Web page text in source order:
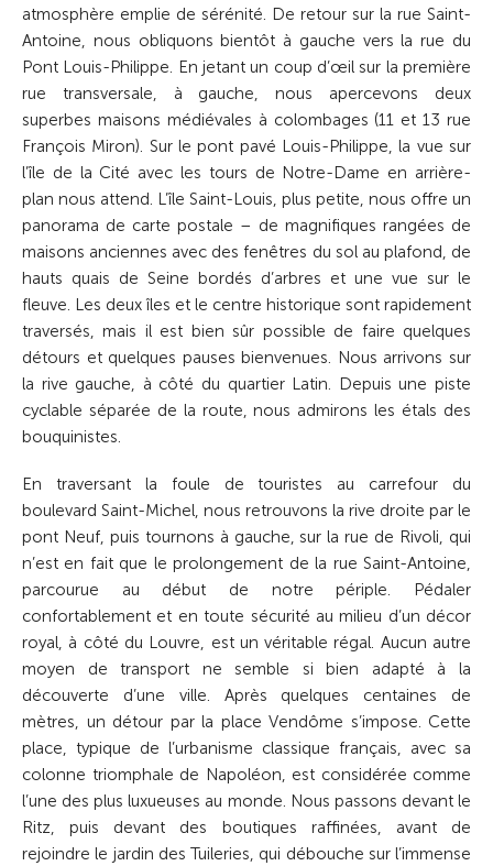
atmosphère emplie de sérénité. De retour sur la rue Saint-
Antoine, nous obliquons bientôt à gauche vers la rue du
Pont Louis-Philippe. En jetant un coup d’œil sur la première
rue transversale, à gauche, nous apercevons deux
superbes maisons médiévales à colombages (11 et 13 rue
François Miron). Sur le pont pavé Louis-Philippe, la vue sur
l’île de la Cité avec les tours de Notre-Dame en arrière-
plan nous attend. L’île Saint-Louis, plus petite, nous offre un
panorama de carte postale – de magnifiques rangées de
maisons anciennes avec des fenêtres du sol au plafond, de
hauts quais de Seine bordés d’arbres et une vue sur le
fleuve. Les deux îles et le centre historique sont rapidement
traversés, mais il est bien sûr possible de faire quelques
détours et quelques pauses bienvenues. Nous arrivons sur
la rive gauche, à côté du quartier Latin. Depuis une piste
cyclable séparée de la route, nous admirons les étals des
bouquinistes.
En traversant la foule de touristes au carrefour du
boulevard Saint-Michel, nous retrouvons la rive droite par le
pont Neuf, puis tournons à gauche, sur la rue de Rivoli, qui
n’est en fait que le prolongement de la rue Saint-Antoine,
parcourue au début de notre périple. Pédaler
confortablement et en toute sécurité au milieu d’un décor
royal, à côté du Louvre, est un véritable régal. Aucun autre
moyen de transport ne semble si bien adapté à la
découverte d’une ville. Après quelques centaines de
mètres, un détour par la place Vendôme s’impose. Cette
place, typique de l’urbanisme classique français, avec sa
colonne triomphale de Napoléon, est considérée comme
l’une des plus luxueuses au monde. Nous passons devant le
Ritz, puis devant des boutiques raffinées, avant de
rejoindre le jardin des Tuileries, qui débouche sur l’immense